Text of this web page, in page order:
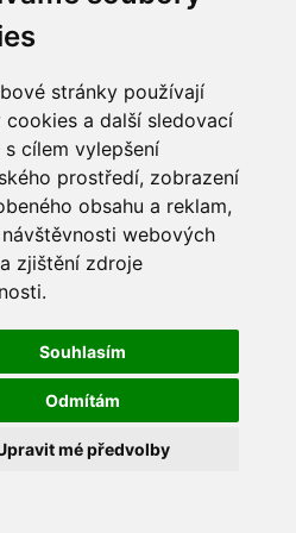
stránky používají
cookies a další sledovací
s cílem vylepšení
prostředí, zobrazení
obsahu a reklam,
webových
zjištění zdroje
Souhlasím
Odmítám
mé předvolby
ostatní části
sekundární
materiál
matice
podložky
pojistné kroužky
šrouby
a kolena
a lanka